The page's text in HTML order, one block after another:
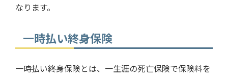
なります。
一時払い終身保険
一時払い終身保険とは、一生涯の死亡保険で保険料を